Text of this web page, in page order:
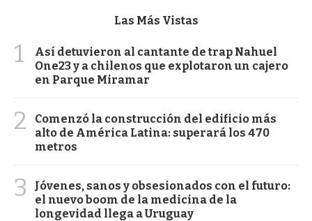
Las Más Vistas
1
Así detuvieron al cantante de trap Nahuel
One23 y a chilenos que explotaron un cajero
en Parque Miramar
2
Comenzó la construcción del edificio más
alto de América Latina: superará los 470
metros
3
Jóvenes, sanos y obsesionados con el futuro:
el nuevo boom de la medicina de la
longevidad llega a Uruguay